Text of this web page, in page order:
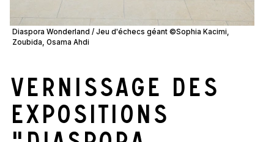
Diaspora Wonderland / Jeu d'échecs géant ©Sophia Kacimi,
Zoubida, Osama Ahdi
Vernissage des
expositions